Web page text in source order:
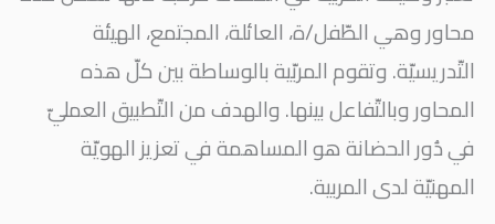
محاور وهي الطّفل/ة، العائلة، المجتمع، الهيئة
التّدريسيّة. وتقوم المربّية بالوساطة بين كلّ هذه
المحاور وبالتّفاعل بينها. والهدف من التّطبيق العمليّ
في دُور الحضانة هو المساهمة في تعزيز الهويّة
المهنيّة لدى المربية.